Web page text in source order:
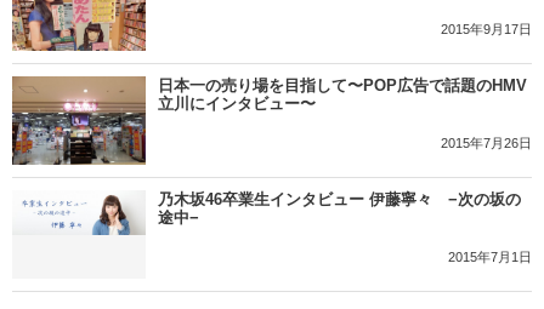
2015年9月17日
日本一の売り場を目指して〜POP広告で話題のHMV
立川にインタビュー〜
2015年7月26日
乃木坂46卒業生インタビュー 伊藤寧々 −次の坂の
途中−
2015年7月1日